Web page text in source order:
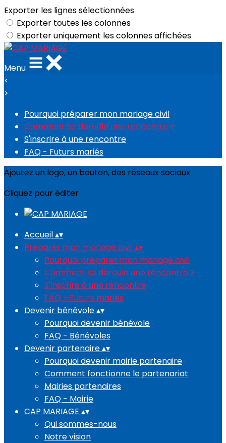
Exporter les lignes sélectionnées
Exporter toutes les colonnes
Exporter uniquement les colonnes affichées
Menu
<
>
Pourquoi préparer mon mariage civil
Comment se déroule une rencontre ?
S'inscrire à une rencontre
FAQ - Futurs mariés
Ajoutez un logo, un bouton, des réseaux sociaux
Cliquez pour éditer
Accueil▴▾
Préparer mon mariage civil▴▾
Pourquoi préparer mon mariage civil
Comment se déroule une rencontre ?
S'inscrire à une rencontre
FAQ - Futurs mariés
Devenir bénévole▴▾
Pourquoi devenir bénévole
FAQ - Bénévoles
Devenir partenaire▴▾
Pourquoi devenir mairie partenaire
Comment fonctionne le partenariat
Mairies partenaires
FAQ - Mairie
CAP MARIAGE ▴▾
Qui sommes-nous
Notre vision